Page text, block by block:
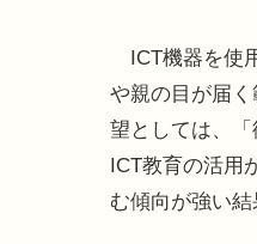
ICT機器を使
や親の目が届
望としては、
ICT教育の活用
む傾向が強い結